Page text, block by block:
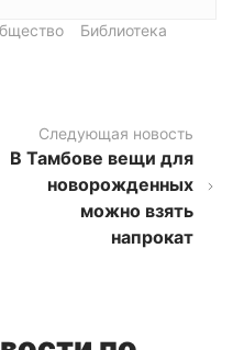
Библиотека
Следующая новость
В Тамбове вещи для
новорожденных
можно взять
напрокат